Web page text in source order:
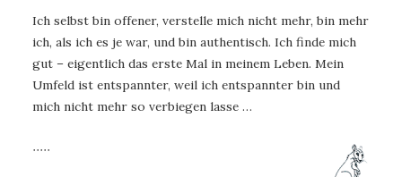
Ich selbst bin offener, verstelle mich nicht mehr, bin mehr
ich, als ich es je war, und bin authentisch. Ich finde mich
gut – eigentlich das erste Mal in meinem Leben. Mein
Umfeld ist entspannter, weil ich entspannter bin und
mich nicht mehr so verbiegen lasse …
∙∙∙∙∙